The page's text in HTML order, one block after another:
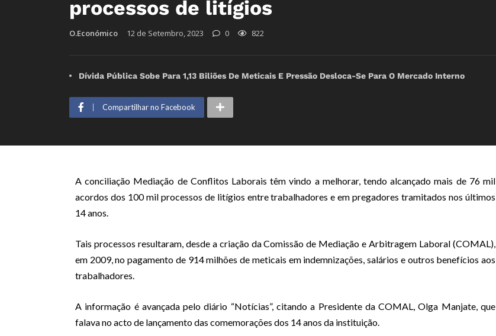
processos de litígios
O.Económico 12 de Setembro, 2023 0 822
Dívida Pública Sobe Para 1,13 Biliões De Meticais E Pressão Desloca-Se Para O Mercado Interno
Compartilhar no Facebook
A conciliação Mediação de Conflitos Laborais têm vindo a melhorar, tendo alcançado mais de 76 mil
acordos dos 100 mil processos de litígios entre trabalhadores e em pregadores tramitados nos últimos
14 anos.
Tais processos resultaram, desde a criação da Comissão de Mediação e Arbitragem Laboral (COMAL),
em 2009, no pagamento de 914 milhões de meticais em indemnizações, salários e outros benefícios aos
trabalhadores.
A informação é avançada pelo diário “Notícias”, citando a Presidente da COMAL, Olga Manjate, que
falava no acto de lançamento das comemorações dos 14 anos da instituição.